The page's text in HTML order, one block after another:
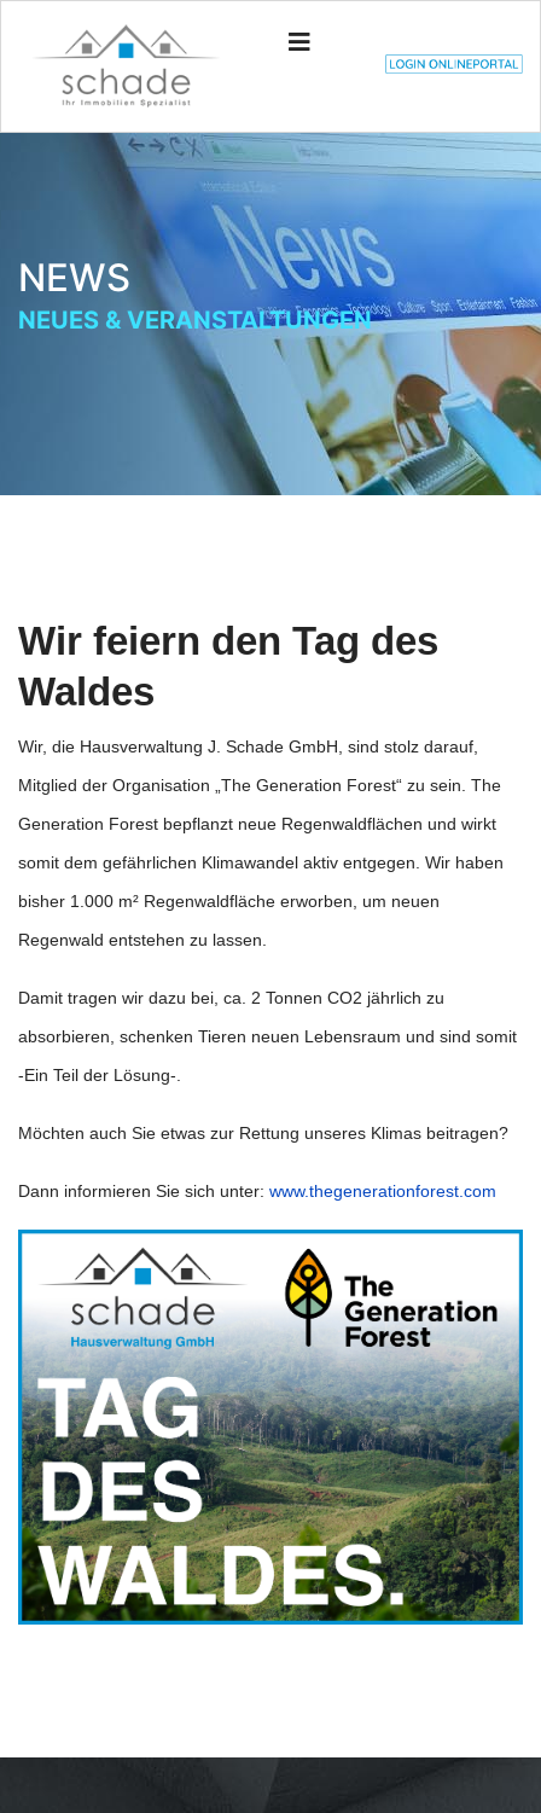
NEWS
NEUES & VERANSTALTUNGEN
Wir feiern den Tag des
Waldes
Wir, die Hausverwaltung J. Schade GmbH, sind stolz darauf,
Mitglied der Organisation „The Generation Forest“ zu sein. The
Generation Forest bepflanzt neue Regenwaldflächen und wirkt
somit dem gefährlichen Klimawandel aktiv entgegen. Wir haben
bisher 1.000 m² Regenwaldfläche erworben, um neuen
Regenwald entstehen zu lassen.
Damit tragen wir dazu bei, ca. 2 Tonnen CO2 jährlich zu
absorbieren, schenken Tieren neuen Lebensraum und sind somit
-Ein Teil der Lösung-.
Möchten auch Sie etwas zur Rettung unseres Klimas beitragen?
Dann informieren Sie sich unter: www.thegenerationforest.com